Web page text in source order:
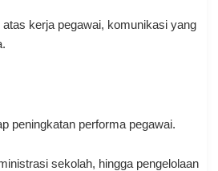
kerja pegawai, komunikasi yang
peningkatan performa pegawai.
sekolah, hingga pengelolaan